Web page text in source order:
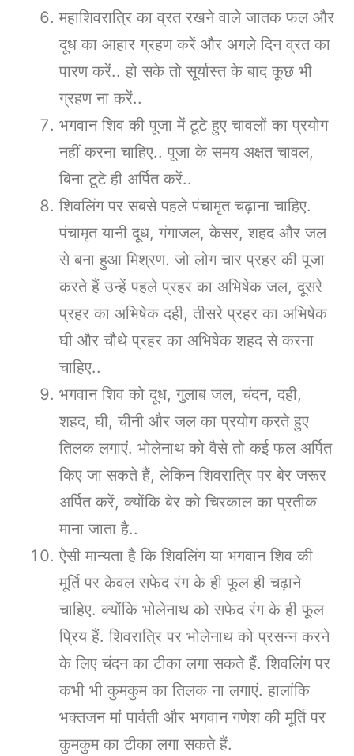
महाशिवरात्रि का व्रत रखने वाले जातक फल और
दूध का आहार ग्रहण करें और अगले दिन व्रत का
पारण करें.. हो सके तो सूर्यास्त के बाद कूछ भी
ग्रहण ना करें..
भगवान शिव की पूजा में टूटे हुए चावलों का प्रयोग
नहीं करना चाहिए.. पूजा के समय अक्षत चावल,
बिना टूटे ही अर्पित करें..
शिवलिंग पर सबसे पहले पंचामृत चढ़ाना चाहिए.
पंचामृत यानी दूध, गंगाजल, केसर, शहद और जल
से बना हुआ मिश्रण. जो लोग चार प्रहर की पूजा
करते हैं उन्हें पहले प्रहर का अभिषेक जल, दूसरे
प्रहर का अभिषेक दही, तीसरे प्रहर का अभिषेक
घी और चौथे प्रहर का अभिषेक शहद से करना
चाहिए..
भगवान शिव को दूध, गुलाब जल, चंदन, दही,
शहद, घी, चीनी और जल का प्रयोग करते हुए
तिलक लगाएं. भोलेनाथ को वैसे तो कई फल अर्पित
किए जा सकते हैं, लेकिन शिवरात्रि पर बेर जरूर
अर्पित करें, क्योंकि बेर को चिरकाल का प्रतीक
माना जाता है..
ऐसी मान्यता है कि शिवलिंग या भगवान शिव की
मूर्ति पर केवल सफेद रंग के ही फूल ही चढ़ाने
चाहिए. क्योंकि भोलेनाथ को सफेद रंग के ही फूल
प्रिय हैं. शिवरात्रि पर भोलेनाथ को प्रसन्न करने
के लिए चंदन का टीका लगा सकते हैं. शिवलिंग पर
कभी भी कुमकुम का तिलक ना लगाएं. हालांकि
भक्तजन मां पार्वती और भगवान गणेश की मूर्ति पर
कुमकुम का टीका लगा सकते हैं.